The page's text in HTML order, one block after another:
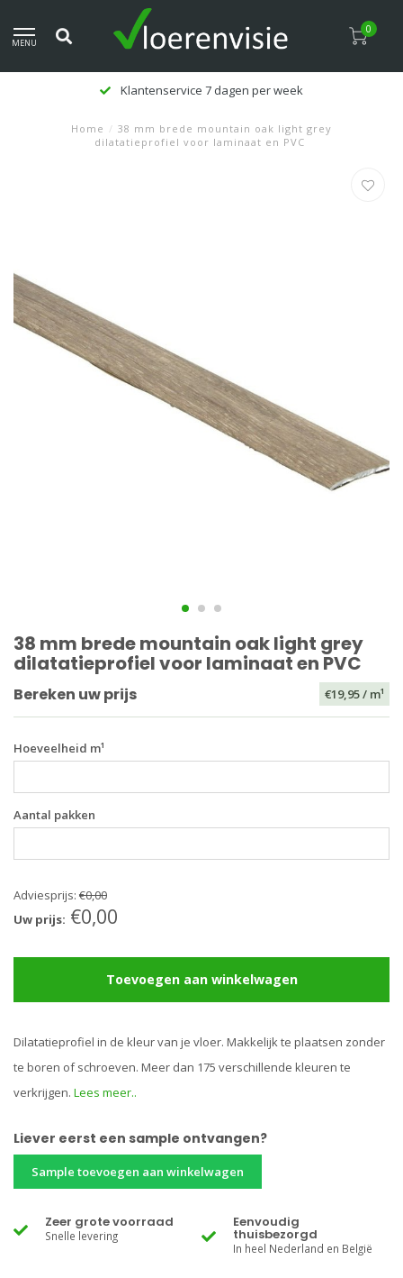
MENU
0
Klantenservice 7 dagen per week
Home / 38 mm brede mountain oak light grey
dilatatieprofiel voor laminaat en PVC
38 mm brede mountain oak light grey
dilatatieprofiel voor laminaat en PVC
Bereken uw prijs €19,95/ m¹
Hoeveelheid m¹
Aantal pakken
Adviesprijs: €0,00
Uw prijs: €0,00
Toevoegen aan winkelwagen
Dilatatieprofiel in de kleur van je vloer. Makkelijk te plaatsen zonder
te boren of schroeven. Meer dan 175 verschillende kleuren te
verkrijgen. Lees meer..
Liever eerst een sample ontvangen?
Sample toevoegen aan winkelwagen
Zeer grote voorraad
Snelle levering
Eenvoudig
thuisbezorgd
In heel Nederland en België